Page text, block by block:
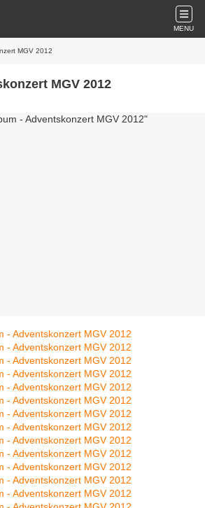
MENU
MGV 2012
MGV 2012